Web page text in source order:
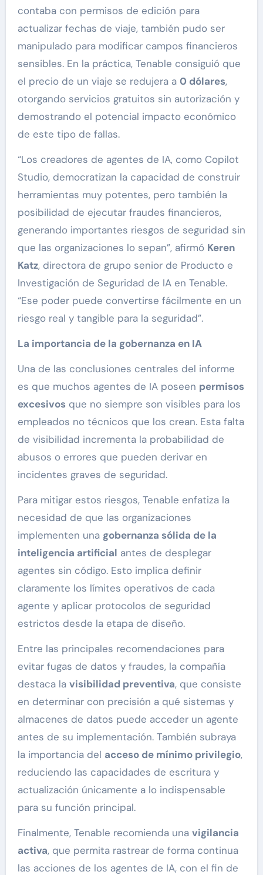
contaba con permisos de edición para
actualizar fechas de viaje, también pudo ser
manipulado para modificar campos financieros
sensibles. En la práctica, Tenable consiguió que
el precio de un viaje se redujera a 0 dólares,
otorgando servicios gratuitos sin autorización y
demostrando el potencial impacto económico
de este tipo de fallas.
“Los creadores de agentes de IA, como Copilot
Studio, democratizan la capacidad de construir
herramientas muy potentes, pero también la
posibilidad de ejecutar fraudes financieros,
generando importantes riesgos de seguridad sin
que las organizaciones lo sepan”, afirmó Keren
Katz, directora de grupo senior de Producto e
Investigación de Seguridad de IA en Tenable.
“Ese poder puede convertirse fácilmente en un
riesgo real y tangible para la seguridad”.
La importancia de la gobernanza en IA
Una de las conclusiones centrales del informe
es que muchos agentes de IA poseen permisos
excesivosque no siempre son visibles para los
empleados no técnicos que los crean. Esta falta
de visibilidad incrementa la probabilidad de
abusos o errores que pueden derivar en
incidentes graves de seguridad.
Para mitigar estos riesgos, Tenable enfatiza la
necesidad de que las organizaciones
implementen una gobernanza sólida de la
inteligencia artificial antes de desplegar
agentes sin código. Esto implica definir
claramente los límites operativos de cada
agente y aplicar protocolos de seguridad
estrictos desde la etapa de diseño.
Entre las principales recomendaciones para
evitar fugas de datos y fraudes, la compañía
destaca la visibilidad preventiva, que consiste
en determinar con precisión a qué sistemas y
almacenes de datos puede acceder un agente
antes de su implementación. También subraya
la importancia del acceso de mínimo privilegio,
reduciendo las capacidades de escritura y
actualización únicamente a lo indispensable
para su función principal.
Finalmente, Tenable recomienda una vigilancia
activa, que permita rastrear de forma continua
las acciones de los agentes de IA, con el fin de